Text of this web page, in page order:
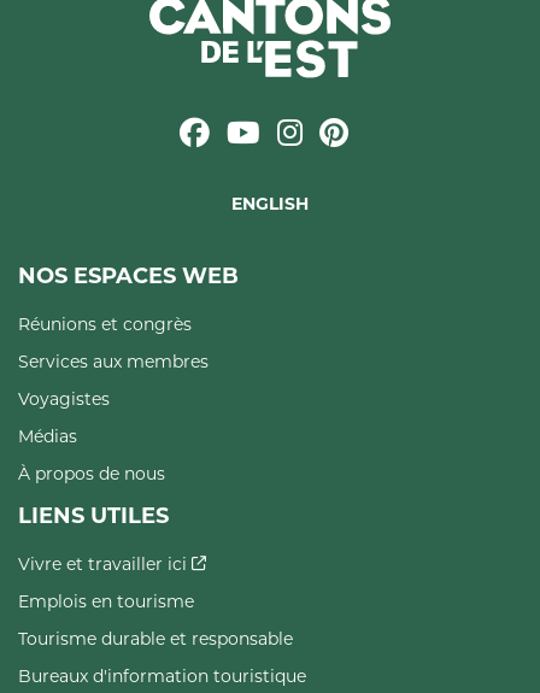
ENGLISH
NOS ESPACES WEB
Réunions et congrès
Services aux membres
Voyagistes
Médias
À propos de nous
LIENS UTILES
Vivre et travailler ici
Emplois en tourisme
Tourisme durable et responsable
Bureaux d'information touristique